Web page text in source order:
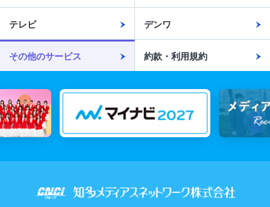
テレビ デンワ
その他のサービス 約款・利用規約